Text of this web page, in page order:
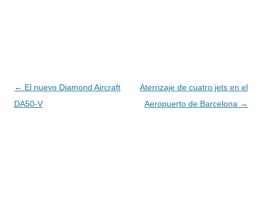
Navegación
de
← El nuevo Diamond Aircraft
DA50-V
Aterrizaje de cuatro jets en el
Aeropuerto de Barcelona →